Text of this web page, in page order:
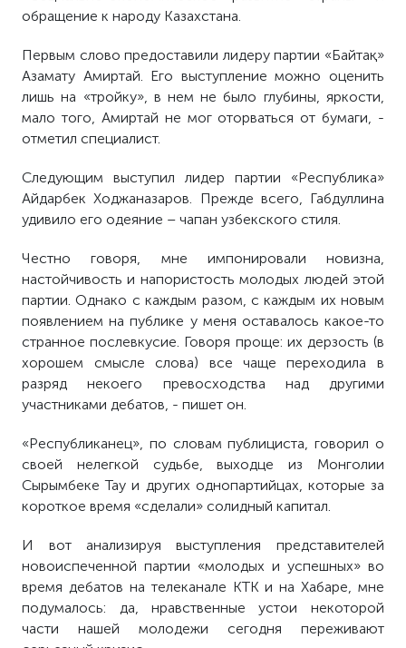
обращение к народу Казахстана.
Первым слово предоставили лидеру партии «Байтақ»
Азамату Амиртай. Его выступление можно оценить
лишь на «тройку», в нем не было глубины, яркости,
мало того, Амиртай не мог оторваться от бумаги, -
отметил специалист.
Следующим выступил лидер партии «Республика»
Айдарбек Ходжаназаров. Прежде всего, Габдуллина
удивило его одеяние – чапан узбекского стиля.
Честно говоря, мне импонировали новизна,
настойчивость и напористость молодых людей этой
партии. Однако с каждым разом, с каждым их новым
появлением на публике у меня оставалось какое-то
странное послевкусие. Говоря проще: их дерзость (в
хорошем смысле слова) все чаще переходила в
разряд некоего превосходства над другими
участниками дебатов, - пишет он.
«Республиканец», по словам публициста, говорил о
своей нелегкой судьбе, выходце из Монголии
Сырымбеке Тау и других однопартийцах, которые за
короткое время «сделали» солидный капитал.
И вот анализируя выступления представителей
новоиспеченной партии «молодых и успешных» во
время дебатов на телеканале КТК и на Хабаре, мне
подумалось: да, нравственные устои некоторой
части нашей молодежи сегодня переживают